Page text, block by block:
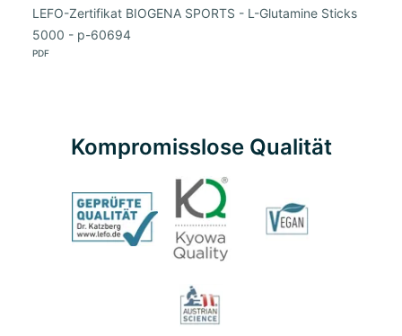
LEFO-Zertifikat BIOGENA SPORTS - L-Glutamine Sticks
5000 - p-60694
PDF
Kompromisslose Qualität